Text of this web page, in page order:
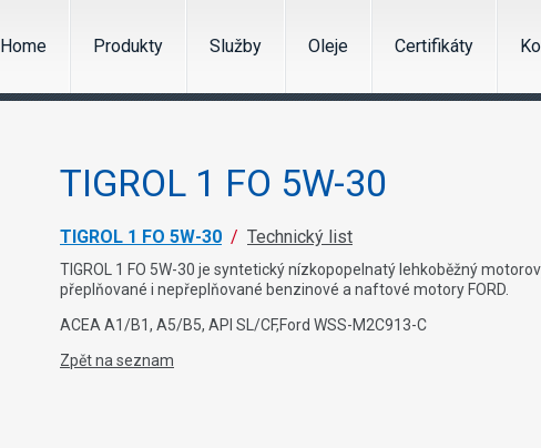
Home Produkty Služby Oleje Certifikáty
TIGROL 1 FO 5W-30
TIGROL 1 FO 5W-30 / Technický list
TIGROL 1 FO 5W-30 je syntetický nízkopopelnatý lehkoběžný
přeplňované i nepřeplňované benzinové a naftové motory FORD.
ACEA A1/B1, A5/B5, API SL/CF,Ford WSS-M2C913-C
Zpět na seznam